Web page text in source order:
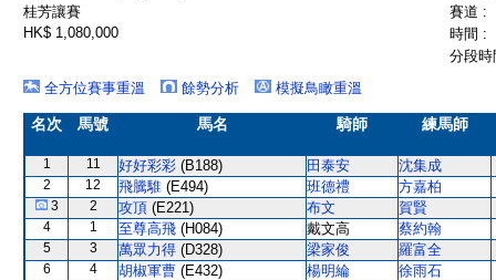
桂芳讓賽
賽道 :
HK$ 1,080,000
時間 :
分段
全方位賽事重溫
餘勢分析 模擬鳥瞰重溫
名次 馬號 馬名 騎師 練馬師
1 11 好好彩彩 (B188) 田泰安 沈集成
2 12 飛騰騅 (E494) 班德禮 方嘉柏
3 2 攻頂 (E221) 布文 賀賢
4 1 至尊高飛 (H084) 戴文高 蔡約翰
5 3 萬眾力得 (D328) 梁家俊 羅富全
6 4 胡椒軍曹 (E432) 楊明綸 徐雨石